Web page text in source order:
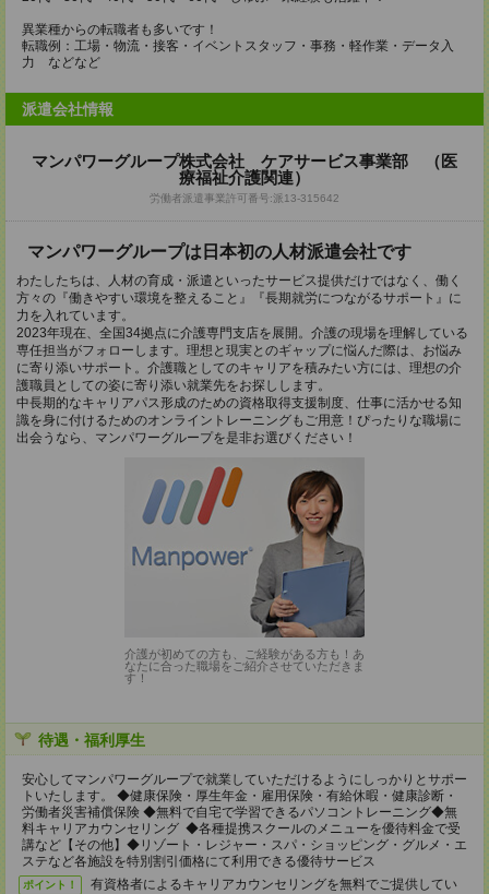
異業種からの転職者も多いです！
転職例：工場・物流・接客・イベントスタッフ・事務・軽作業・データ入
力 などなど
派遣会社情報
マンパワーグループ株式会社 ケアサービス事業部 （医
療福祉介護関連）
労働者派遣事業許可番号:派13-315642
マンパワーグループは日本初の人材派遣会社です
わたしたちは、人材の育成・派遣といったサービス提供だけではなく、働く
方々の『働きやすい環境を整えること』『長期就労につながるサポート』に
力を入れています。
2023年現在、全国34拠点に介護専門支店を展開。介護の現場を理解している
専任担当がフォローします。理想と現実とのギャップに悩んだ際は、お悩み
に寄り添いサポート。介護職としてのキャリアを積みたい方には、理想の介
護職員としての姿に寄り添い就業先をお探しします。
中長期的なキャリアパス形成のための資格取得支援制度、仕事に活かせる知
識を身に付けるためのオンライントレーニングもご用意！ぴったりな職場に
出会うなら、マンパワーグループを是非お選びください！
介護が初めての方も、ご経験がある方も！あ
なたに合った職場をご紹介させていただきま
す！
待遇・福利厚生
安心してマンパワーグループで就業していただけるようにしっかりとサポー
トいたします。 ◆健康保険・厚生年金・雇用保険・有給休暇・健康診断・
労働者災害補償保険 ◆無料で自宅で学習できるパソコントレーニング◆無
料キャリアカウンセリング ◆各種提携スクールのメニューを優待料金で受
講など【その他】◆リゾート・レジャー・スパ・ショッピング・グルメ・エ
ステなど各施設を特別割引価格にて利用できる優待サービス
ポイント！
有資格者によるキャリアカウンセリングを無料でご提供してい